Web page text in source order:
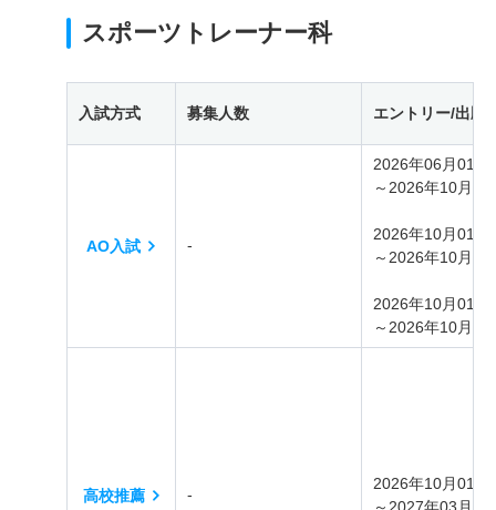
スポーツトレーナー科
入試方式 募集人数 エントリー/出願
AO入試 ‐
2026年06月01日
～2026年10月30
2026年10月01日
～2026年10月08
2026年10月01日
～2026年10月30
高校推薦 ‐
2026年10月01日